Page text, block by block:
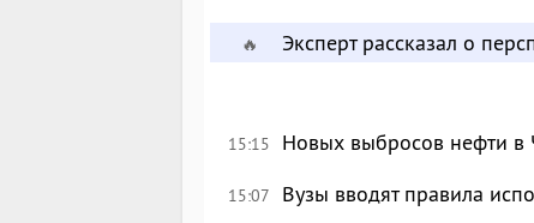
🔥 Эксперт рассказал о
15:15 Новых выбросов нефти
15:07 Вузы вводят правила